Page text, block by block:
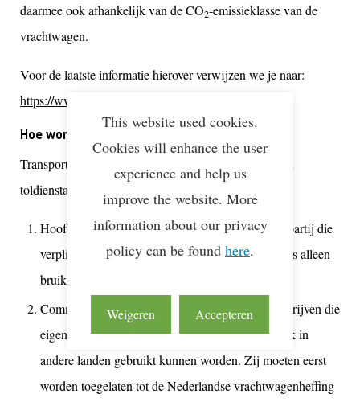
daarmee ook afhankelijk van de CO2-emissieklasse van de
vrachtwagen.
Voor de laatste informatie hierover verwijzen we je naar:
https://www.vrachtwagenheffing.nl/
Hoe worden de kosten in rekening gebracht?
Transporteurs dienen een contract af te sluiten met een
toldienstaanbieder. Er zijn twee opties:
Hoofdaanbieder: Een door de Staat aangewezen partij die
verplicht is alle klanten te accepteren. Deze optie is alleen
bruikbaar binnen Nederland.
Commerciële aanbieders (EETS-aanbieders): Bedrijven die
eigen On-Board Units (OBU’s) aanbieden die ook in
andere landen gebruikt kunnen worden. Zij moeten eerst
worden toegelaten tot de Nederlandse vrachtwagenheffing
This website used cookies.
Cookies will enhance the user
experience and help us
improve the website. More
information about our privacy
policy can be found here.
Weigeren Accepteren